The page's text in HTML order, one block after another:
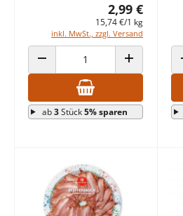
2,99 €
15,74 €/1 kg
inkl. MwSt., zzgl. Versand
ANZAHL VERRINGERN ANZAHL
ab3Stück5% sparen